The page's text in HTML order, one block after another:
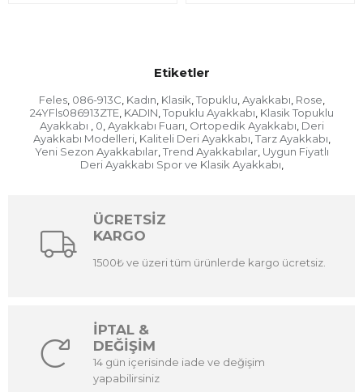
Etiketler
Feles, 086-913C Kadın Klasik Topuklu Ayakkabı Rose
24YFls086913ZTE, KADIN Topuklu Ayakkabı Klasik Topuklu
Ayakkabı
0 Ayakkabı Fuarı Ortopedik Ayakkabı Deri
Ayakkabı Modelleri, Kaliteli Deri Ayakkabı Tarz Ayakkabı
Yeni Sezon Ayakkabılar, Trend Ayakkabılar, Uygun Fiyatlı
Deri Ayakkabı Spor ve Klasik Ayakkabı
ÜCRETSİZ
KARGO
1500₺ ve üzeri tüm ürünlerde kargo ücretsiz.
İPTAL &
DEĞİŞİM
14 gün içerisinde iade ve değişim
yapabilirsiniz